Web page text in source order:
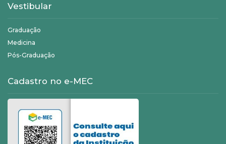
Vestibular
Graduação
Medicina
Pós-Graduação
Cadastro no e-MEC